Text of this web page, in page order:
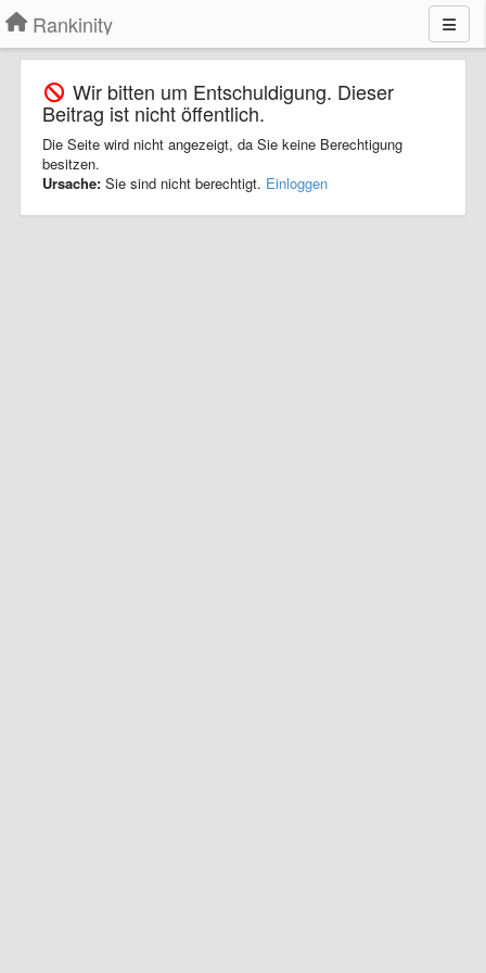
Rankinity
Wir bitten um Entschuldigung. Dieser
Beitrag ist nicht öffentlich.
Die Seite wird nicht angezeigt, da Sie keine Berechtigung
besitzen.
Ursache: Sie sind nicht berechtigt. Einloggen